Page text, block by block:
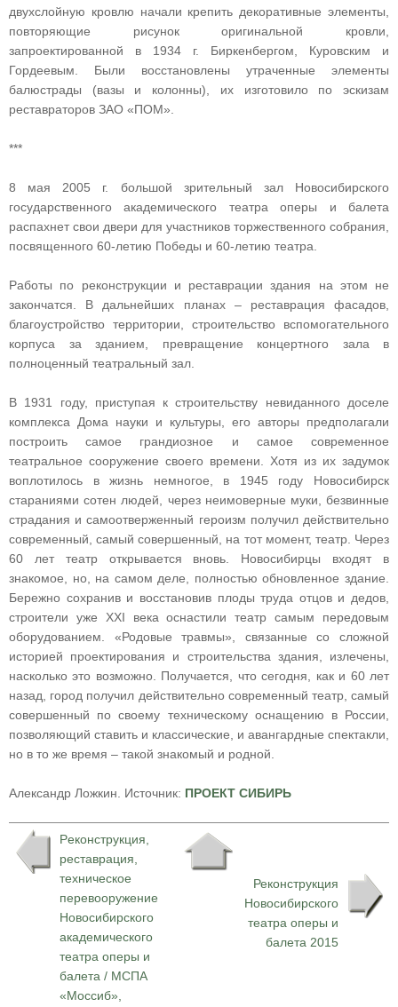
двухслойную кровлю начали крепить декоративные элементы,
повторяющие рисунок оригинальной кровли,
запроектированной в 1934 г. Биркенбергом, Куровским и
Гордеевым. Были восстановлены утраченные элементы
балюстрады (вазы и колонны), их изготовило по эскизам
реставраторов ЗАО «ПОМ».
***
8 мая 2005 г. большой зрительный зал Новосибирского
государственного академического театра оперы и балета
распахнет свои двери для участников торжественного собрания,
посвященного 60‑летию Победы и 60‑летию театра.
Работы по реконструкции и реставрации здания на этом не
закончатся. В дальнейших планах – реставрация фасадов,
благоустройство территории, строительство вспомогательного
корпуса за зданием, превращение концертного зала в
полноценный театральный зал.
В 1931 году, приступая к строительству невиданного доселе
комплекса Дома науки и культуры, его авторы предполагали
построить самое грандиозное и самое современное
театральное сооружение своего времени. Хотя из их задумок
воплотилось в жизнь немногое, в 1945 году Новосибирск
стараниями сотен людей, через неимоверные муки, безвинные
страдания и самоотверженный героизм получил действительно
современный, самый совершенный, на тот момент, театр. Через
60 лет театр открывается вновь. Новосибирцы входят в
знакомое, но, на самом деле, полностью обновленное здание.
Бережно сохранив и восстановив плоды труда отцов и дедов,
строители уже XXI века оснастили театр самым передовым
оборудованием. «Родовые травмы», связанные со сложной
историей проектирования и строительства здания, излечены,
насколько это возможно. Получается, что сегодня, как и 60 лет
назад, город получил действительно современный театр, самый
совершенный по своему техническому оснащению в России,
позволяющий ставить и классические, и авангардные спектакли,
но в то же время – такой знакомый и родной.
Александр Ложкин. Источник: ПРОЕКТ СИБИРЬ
Pеконструкция,
реставрация,
техническое
перевооружение
Новосибирского
академического
театра оперы и
балета / МСПА
«Моссиб»,
Реконструкция
Новосибирского
театра оперы и
балета 2015